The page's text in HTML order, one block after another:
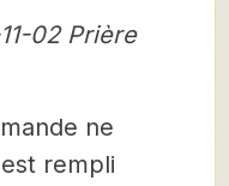
02 Prière
ne
rempli